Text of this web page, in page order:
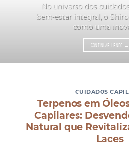
No universo dos
bem-estar integral, o
como uma
CONTINUAR LENDO →
CUIDADOS
Terpenos em
Capilares:
Natural que
Laces